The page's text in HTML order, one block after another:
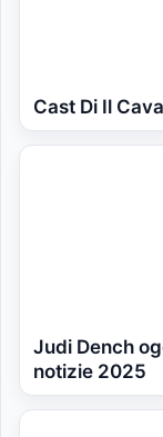
Cast Di Il
Judi Dench
notizie 2025